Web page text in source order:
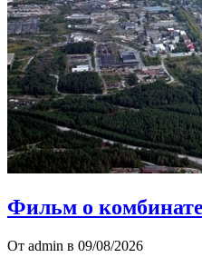
Фильм о
От admin в 09/08/2026